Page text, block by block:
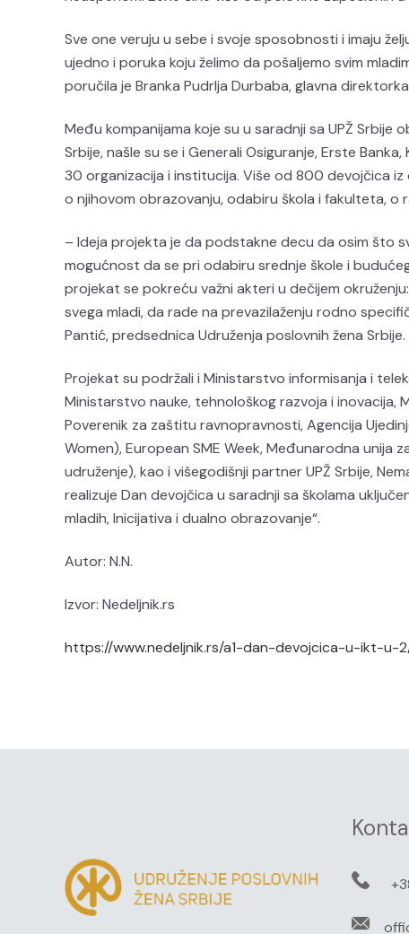
Sve one veruju u sebe i svoje sposobnosti i imaju
ujedno i poruka koju želimo da pošaljemo svim
poručila je Branka Pudrlja Durbaba, glavna
Među kompanijama koje su u saradnji sa UPŽ Srbije
Srbije, našle su se i Generali Osiguranje, Erste
30 organizacija i institucija. Više od 800 devojčica
o njihovom obrazovanju, odabiru škola i fakulteta, o
– Ideja projekta je da podstakne decu da osim što
mogućnost da se pri odabiru srednje škole i
projekat se pokreću važni akteri u dečijem
svega mladi, da rade na prevazilaženju rodno
Pantić, predsednica Udruženja poslovnih žena Srbije.
Projekat su podržali i Ministarstvo informisanja i
Ministarstvo nauke, tehnološkog razvoja i inovacija,
Poverenik za zaštitu ravnopravnosti, Agencija
Women), European SME Week, Međunarodna unija
udruženje), kao i višegodišnji partner UPŽ Srbije,
realizuje Dan devojčica u saradnji sa školama
mladih, Inicijativa i dualno obrazovanje“.
Autor: N.N.
Izvor: Nedeljnik.rs
https://www.nedeljnik.rs/a1-dan-devojcica-u-ikt-u-